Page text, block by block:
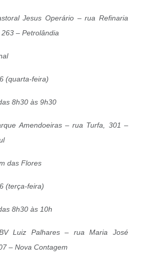
Jesus Operário – rua Refinaria
– Petrolândia
(quarta-feira)
8h30 às 9h30
Amendoeiras – rua Turfa, 301 –
das Flores
(terça-feira)
8h30 às 10h
Luiz Palhares – rua Maria José
– Nova Contagem